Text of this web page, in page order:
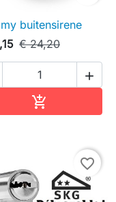
buitensirene
€ 24,20


favorite_border